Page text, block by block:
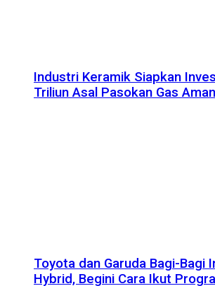
Industri Keramik Siapkan
Triliun Asal Pasokan Gas Aman
Toyota dan Garuda Bagi-Bagi
Hybrid, Begini Cara Ikut